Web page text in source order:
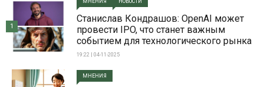
Станислав Кондрашов: OpenAI может
провести IPO, что станет важным
событием для технологического рынка
19:22 | 04-11-2025
1
МНЕНИЯ